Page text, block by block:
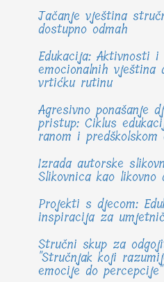
Jačanje vještina
dostupno odmah
Edukacija: Aktivnosti
emocionalnih vještina
vrtićku rutinu
Agresivno ponašanje
pristup: Ciklus
ranom i predškolskom
Izrada autorske
Slikovnica kao likovno
Projekti s djecom:
inspiracija za
Stručni skup za
"Stručnjak koji
emocije do percepcije"